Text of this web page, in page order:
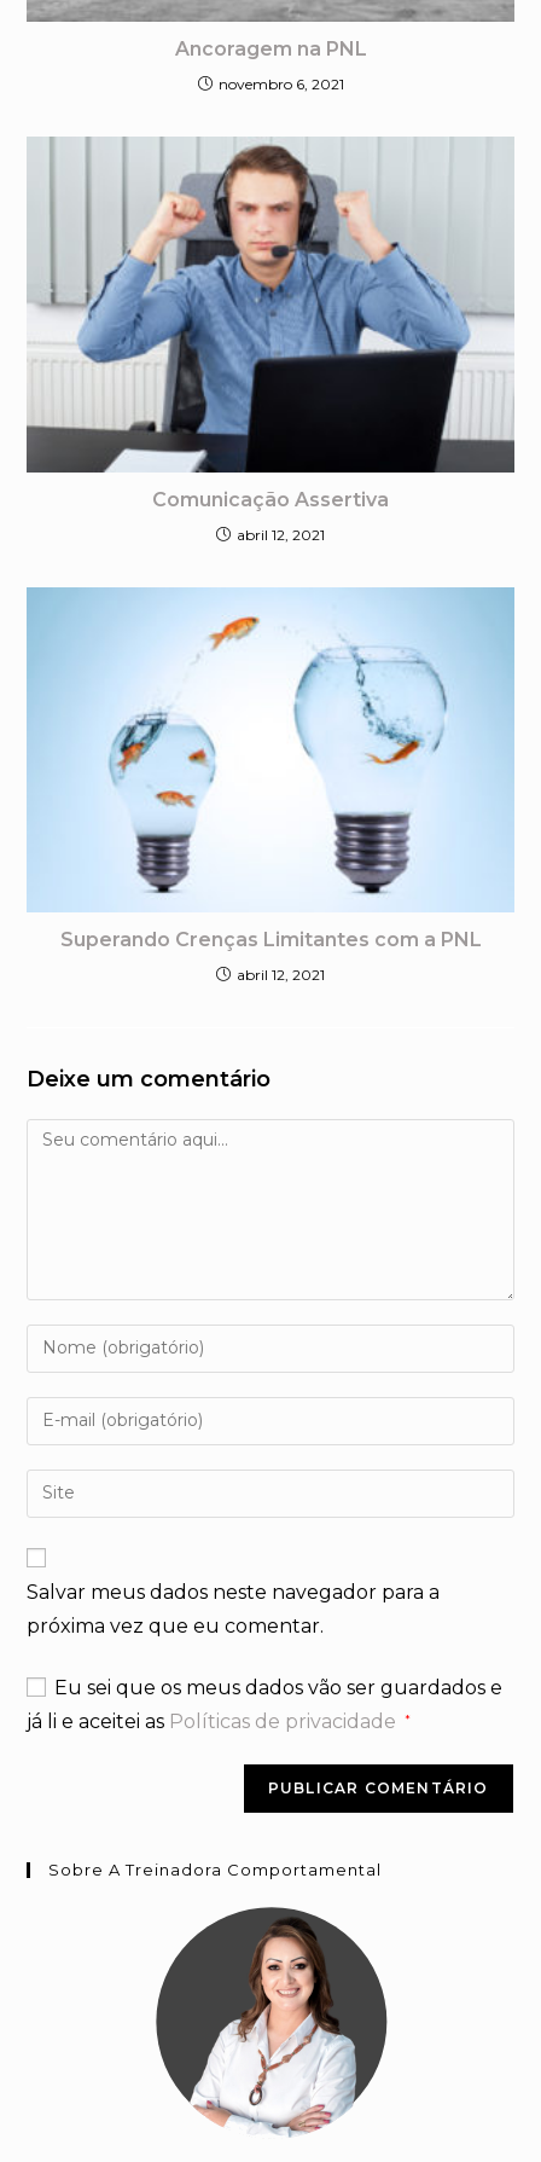
Ancoragem na PNL
novembro 6, 2021
Comunicação Assertiva
abril 12, 2021
Superando Crenças Limitantes com a PNL
abril 12, 2021
Deixe um comentário
Comentário
Digite
seu
nome
ou
de
usuário
para
comentar
Digite
seu
endereço
de
mail
para
comentar
Digite
o
URL
do
seu
site
Salvar meus dados neste navegador para a
próxima vez que eu comentar.
Eu sei que os meus dados vão ser guardados e
já li e aceitei as Políticas de privacidade *
Sobre A Treinadora Comportamental